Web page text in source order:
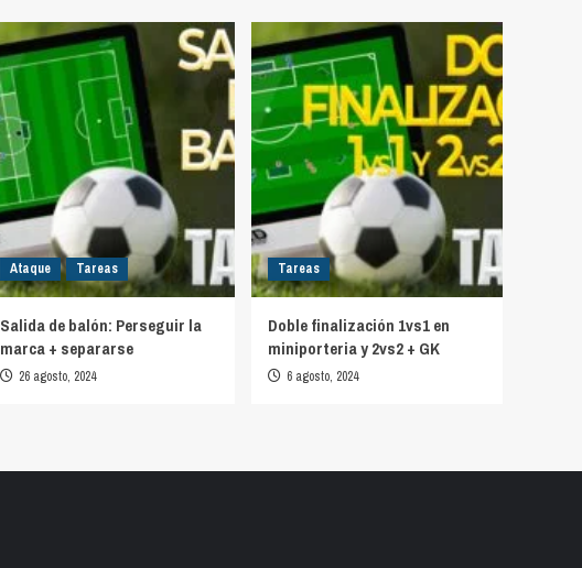
Ataque Tareas
Salida de balón: Perseguir la
marca + separarse
26 agosto, 2024
Tareas
Doble finalización 1vs1 en
miniporteria y 2vs2 + GK
6 agosto, 2024